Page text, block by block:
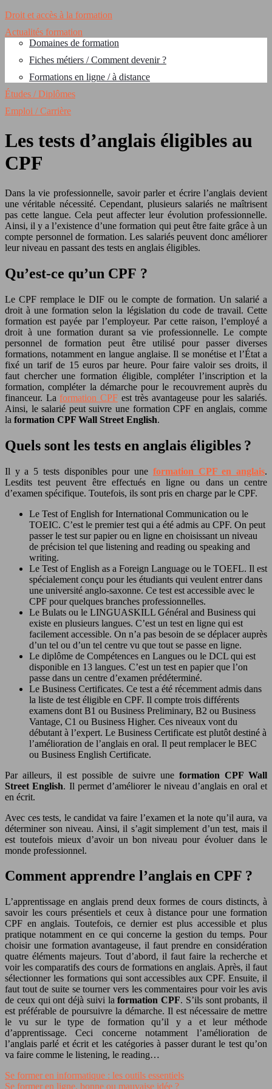
Droit et accès à la formation
Actualités formation
Domaines de formation
Fiches métiers / Comment devenir ?
Formations en ligne / à distance
Études / Diplômes
Emploi / Carrière
Les tests d’anglais éligibles au
CPF
Dans la vie professionnelle, savoir parler et écrire l’anglais devient
une véritable nécessité. Cependant, plusieurs salariés ne maîtrisent
pas cette langue. Cela peut affecter leur évolution professionnelle.
Ainsi, il y a l’existence d’une formation qui peut être faite grâce à un
compte personnel de formation. Les salariés peuvent donc améliorer
leur niveau en passant des tests en anglais éligibles.
Qu’est-ce qu’un CPF ?
Le CPF remplace le DIF ou le compte de formation. Un salarié a
droit à une formation selon la législation du code de travail. Cette
formation est payée par l’employeur. Par cette raison, l’employé a
droit à une formation durant sa vie professionnelle. Le compte
personnel de formation peut être utilisé pour passer diverses
formations, notamment en langue anglaise. Il se monétise et l’État a
fixé un tarif de 15 euros par heure. Pour faire valoir ses droits, il
faut chercher une formation éligible, compléter l’inscription et la
formation, compléter la démarche pour le recouvrement auprès du
financeur. Laformation CPF est très avantageuse pour les salariés.
Ainsi, le salarié peut suivre une formation CPF en anglais, comme
la formation CPF Wall Street English.
Quels sont les tests en anglais éligibles ?
Il y a 5 tests disponibles pour une formation CPF en anglais.
Lesdits test peuvent être effectués en ligne ou dans un centre
d’examen spécifique. Toutefois, ils sont pris en charge par le CPF.
Le Test of English for International Communication ou le
TOEIC. C’est le premier test qui a été admis au CPF. On peut
passer le test sur papier ou en ligne en choisissant un niveau
de précision tel que listening and reading ou speaking and
writing.
Le Test of English as a Foreign Language ou le TOEFL. Il est
spécialement conçu pour les étudiants qui veulent entrer dans
une université anglo-saxonne. Ce test est accessible avec le
CPF pour quelques branches professionnelles.
Le Bulats ou le LINGUASKILL Général and Business qui
existe en plusieurs langues. C’est un test en ligne qui est
facilement accessible. On n’a pas besoin de se déplacer auprès
d’un tel ou d’un tel centre vu que tout se passe en ligne.
Le diplôme de Compétences en Langues ou le DCL qui est
disponible en 13 langues. C’est un test en papier que l’on
passe dans un centre d’examen prédéterminé.
Le Business Certificates. Ce test a été récemment admis dans
la liste de test éligible en CPF. Il compte trois différents
examens dont B1 ou Business Preliminary, B2 ou Business
Vantage, C1 ou Business Higher. Ces niveaux vont du
débutant à l’expert. Le Business Certificate est plutôt destiné à
l’amélioration de l’anglais en oral. Il peut remplacer le BEC
ou Business English Certificate.
Par ailleurs, il est possible de suivre une formation CPF Wall
Street English. Il permet d’améliorer le niveau d’anglais en oral et
en écrit.
Avec ces tests, le candidat va faire l’examen et la note qu’il aura, va
déterminer son niveau. Ainsi, il s’agit simplement d’un test, mais il
est toutefois mieux d’avoir un bon niveau pour évoluer dans le
monde professionnel.
Comment apprendre l’anglais en CPF ?
L’apprentissage en anglais prend deux formes de cours distincts, à
savoir les cours présentiels et ceux à distance pour une formation
CPF en anglais. Toutefois, ce dernier est plus accessible et plus
pratique notamment en ce qui concerne la gestion du temps. Pour
choisir une formation avantageuse, il faut prendre en considération
quatre éléments majeurs. Tout d’abord, il faut faire la recherche et
voir les comparatifs des cours de formations en anglais. Après, il faut
sélectionner les formations qui sont accessibles aux CPF. Ensuite, il
faut tout de suite se tourner vers les commentaires pour voir les avis
de ceux qui ont déjà suivi laformation CPF. S’ils sont probants, il
est préférable de poursuivre la démarche. Il est nécessaire de mettre
le vu sur le type de formation qu’il y a et leur méthode
d’apprentissage. Ceci concerne notamment l’amélioration de
l’anglais parlé et écrit et les catégories à passer durant le test qu’on
va faire comme le listening, le reading…
Se former en informatique : les outils essentiels
Se former en ligne, bonne ou mauvaise idée ?